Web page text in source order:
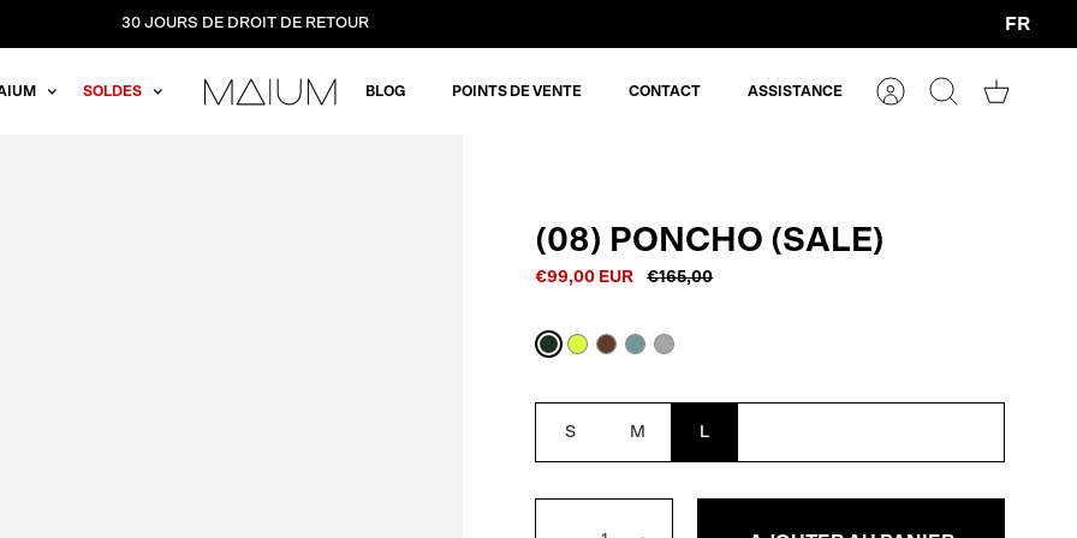
30 JOURS DE DROIT DE RETOUR
Devise
FR
SOLDES BLOG POINTS DE VENTE CONTACT ASSISTANCE
CompteRechercher
Panier
(08) PONCHO (SALE)
€99,00 EUR €165,00
ChêneJauneBrunBleuRéflexe
S M L